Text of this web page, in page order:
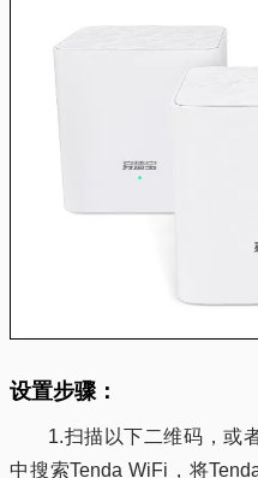
设置步骤：
1.扫描以下⼆维码，或
中搜索Tenda WiFi，将